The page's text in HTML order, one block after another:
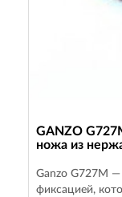
GANZO
ножа из
Ganzo G727M
фиксацией,